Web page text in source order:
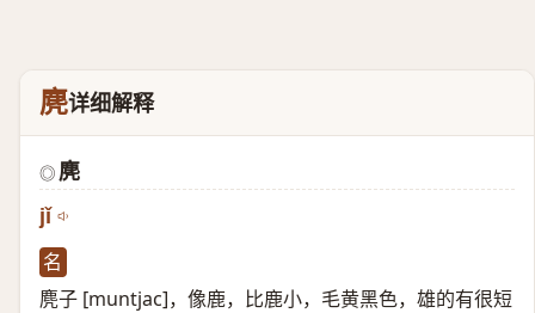
麂详细解释
◎ 麂
jǐ
名
麂子 [muntjac]，像鹿，比鹿小，毛黄黑色，雄的有很短